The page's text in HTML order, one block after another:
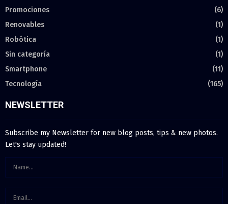
Promociones
(6)
Renovables
(1)
Robótica
(1)
Sin categoría
(1)
Smartphone
(11)
Tecnología
(165)
NEWSLETTER
Subscribe my Newsletter for new blog posts, tips & new photos.
Let's stay updated!